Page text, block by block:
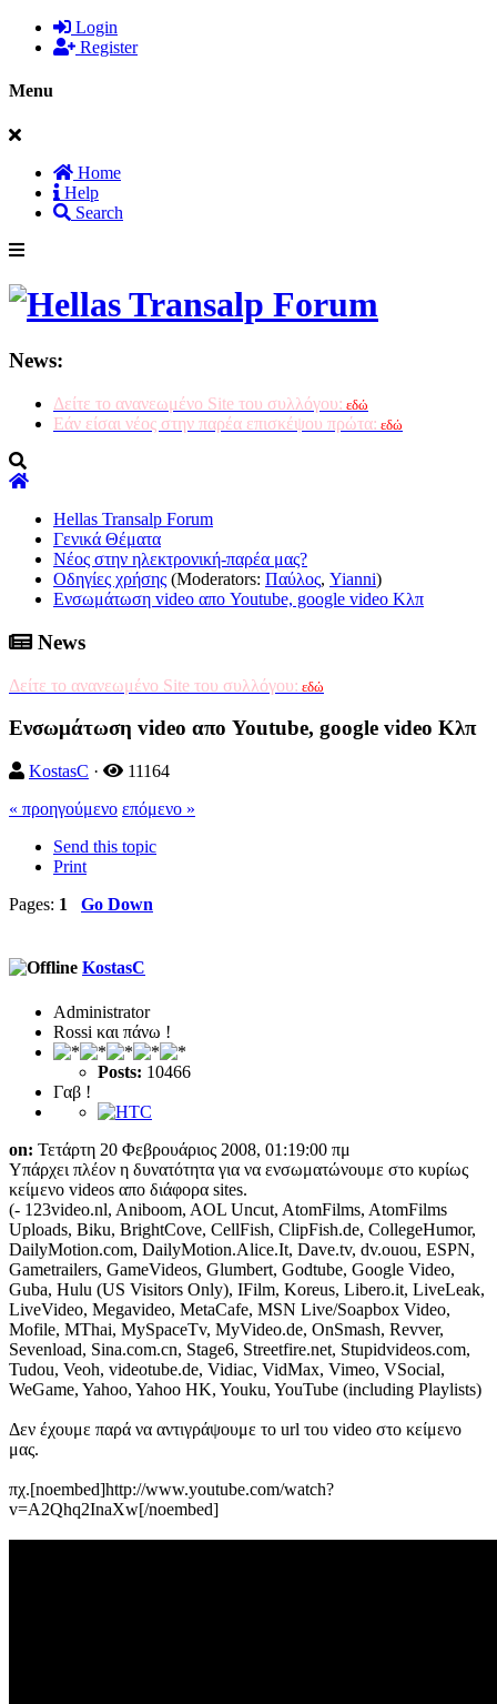
Login
Register
Menu
Home
Help
Search
News:
Δείτε το ανανεωμένο Site του συλλόγου: εδώ
Εάν είσαι νέος στην παρέα επισκέψου πρώτα: εδώ
Hellas Transalp Forum
Γενικά Θέματα
Νέος στην ηλεκτρονική-παρέα μας?
Οδηγίες χρήσης (Moderators: Παύλος, Yianni)
Ενσωμάτωση video απο Youtube, google video Κλπ
News
Δείτε το ανανεωμένο Site του συλλόγου: εδώ
Ενσωμάτωση video απο Youtube, google video Κλπ
KostasC ·
11164
« προηγούμενο επόμενο »
Send this topic
Print
Pages: 1 Go Down
KostasC
Administrator
Rossi και πάνω !
Posts: 10466
Γαβ !
on: Τετάρτη 20 Φεβρουάριος 2008, 01:19:00 πμ
Υπάρχει πλέον η δυνατότητα για να ενσωματώνουμε στο κυρίως
κείμενο videos απο διάφορα sites.
(- 123video.nl, Aniboom, AOL Uncut, AtomFilms, AtomFilms
Uploads, Biku, BrightCove, CellFish, ClipFish.de, CollegeHumor,
DailyMotion.com, DailyMotion.Alice.It, Dave.tv, dv.ouou, ESPN,
Gametrailers, GameVideos, Glumbert, Godtube, Google Video,
Guba, Hulu (US Visitors Only), IFilm, Koreus, Libero.it, LiveLeak,
LiveVideo, Megavideo, MetaCafe, MSN Live/Soapbox Video,
Mofile, MThai, MySpaceTv, MyVideo.de, OnSmash, Revver,
Sevenload, Sina.com.cn, Stage6, Streetfire.net, Stupidvideos.com,
Tudou, Veoh, videotube.de, Vidiac, VidMax, Vimeo, VSocial,
WeGame, Yahoo, Yahoo HK, Youku, YouTube (including Playlists)
Δεν έχουμε παρά να αντιγράψουμε το url του video στο κείμενο
μας.
πχ.[noembed]http://www.youtube.com/watch?
v=A2Qhq2InaXw[/noembed]